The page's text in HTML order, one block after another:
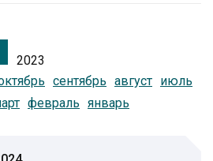
2023
сентябрь август июль
февраль январь